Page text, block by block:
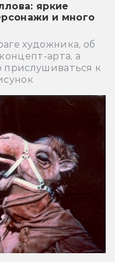
яркие
и много
художника, об
арта, а
прислушиваться к